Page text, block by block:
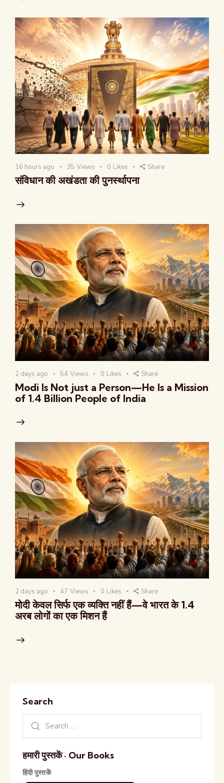
16 hours ago 35 Views 0 Likes Share
संविधान की अखंडता की पुनर्स्थापना
2 days ago 54 Views 0 Likes Share
Modi Is Not just a Person—He Is a Mission
of 1.4 Billion People of India
2 days ago 47 Views 0 Likes Share
मोदी केवल सिर्फ एक व्यक्ति नहीं हैं—वे भारत के 1.4
अरब लोगों का एक मिशन हैं
Search
हमारी पुस्तकें · Our Books
हिंदी पुस्तकें